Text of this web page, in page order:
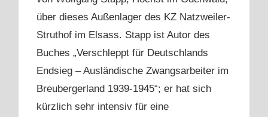
über dieses Außenlager des KZ Natzweiler-
Struthof im Elsass. Stapp ist Autor des
Buches „Verschleppt für Deutschlands
Endsieg – Ausländische Zwangsarbeiter im
Breubergerland 1939-1945“; er hat sich
kürzlich sehr intensiv für eine